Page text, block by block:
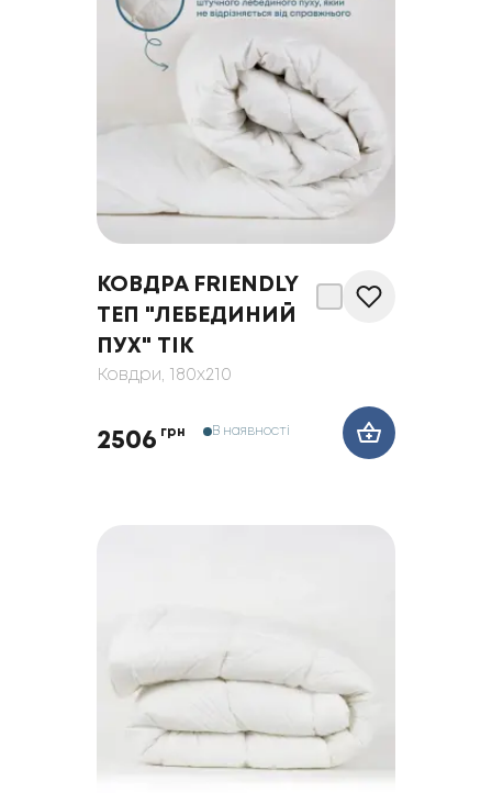
КОВДРА FRIENDLY
ТЕП "ЛЕБЕДИНИЙ
ПУХ" ТІК
Ковдри, 180x210
2506 грн В наявності